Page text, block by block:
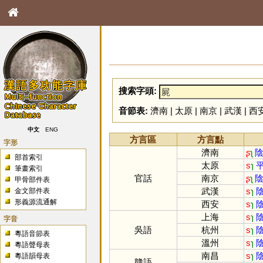
中文 ENG
字形
部首索引
筆畫索引
甲骨部件表
金文部件表
形義源流通解
字音
粵語音節表
粵語聲母表
粵語韻母表
搜索字頭:
音節表: 濟南| 太原| 南京| 武漢 | 西
方言區 方言點
官話
濟南 ʂʅ
太原
sɿ
南京
ʂʅ
武漢
sɿ
西安
sɿ
吳語
上海 sɿ
杭州
sɿ
溫州
sɿ
南昌 sɿ